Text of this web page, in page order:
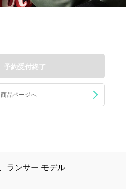
予約受付終了
商品ページへ
ランサー モデル